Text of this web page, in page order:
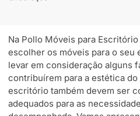
Na Pollo Móveis para
escolher os móveis para o seu
levar em consideração alguns
contribuírem para a estética
escritório também devem ser
adequados para as